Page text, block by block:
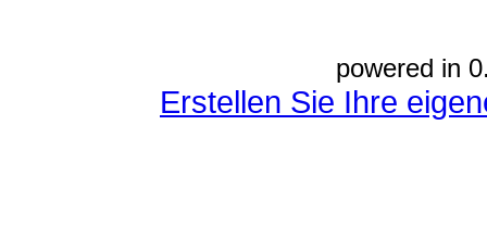
powered in
Erstellen Sie Ihre